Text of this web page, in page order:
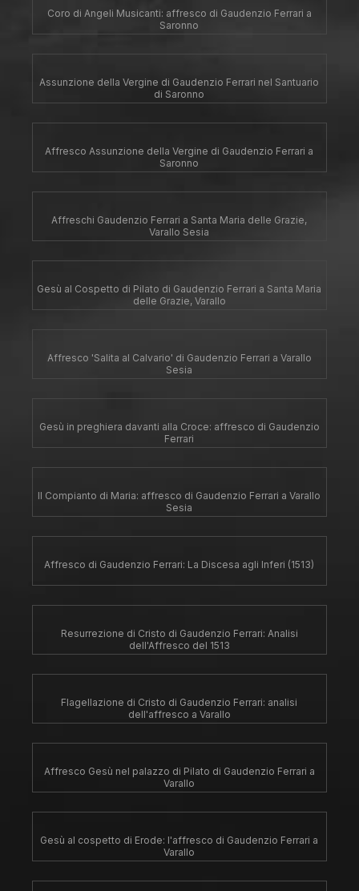
Coro di Angeli Musicanti: affresco di Gaudenzio Ferrari a
Saronno
Assunzione della Vergine di Gaudenzio Ferrari nel Santuario
di Saronno
Affresco Assunzione della Vergine di Gaudenzio Ferrari a
Saronno
Affreschi Gaudenzio Ferrari a Santa Maria delle Grazie,
Varallo Sesia
Gesù al Cospetto di Pilato di Gaudenzio Ferrari a Santa Maria
delle Grazie, Varallo
Affresco 'Salita al Calvario' di Gaudenzio Ferrari a Varallo
Sesia
Gesù in preghiera davanti alla Croce: affresco di Gaudenzio
Ferrari
Il Compianto di Maria: affresco di Gaudenzio Ferrari a Varallo
Sesia
Affresco di Gaudenzio Ferrari: La Discesa agli Inferi (1513)
Resurrezione di Cristo di Gaudenzio Ferrari: Analisi
dell'Affresco del 1513
Flagellazione di Cristo di Gaudenzio Ferrari: analisi
dell'affresco a Varallo
Affresco Gesù nel palazzo di Pilato di Gaudenzio Ferrari a
Varallo
Gesù al cospetto di Erode: l'affresco di Gaudenzio Ferrari a
Varallo